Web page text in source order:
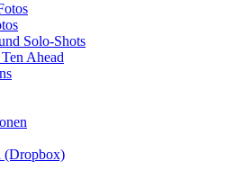
Solo-Shots
Ahead
(Dropbox)